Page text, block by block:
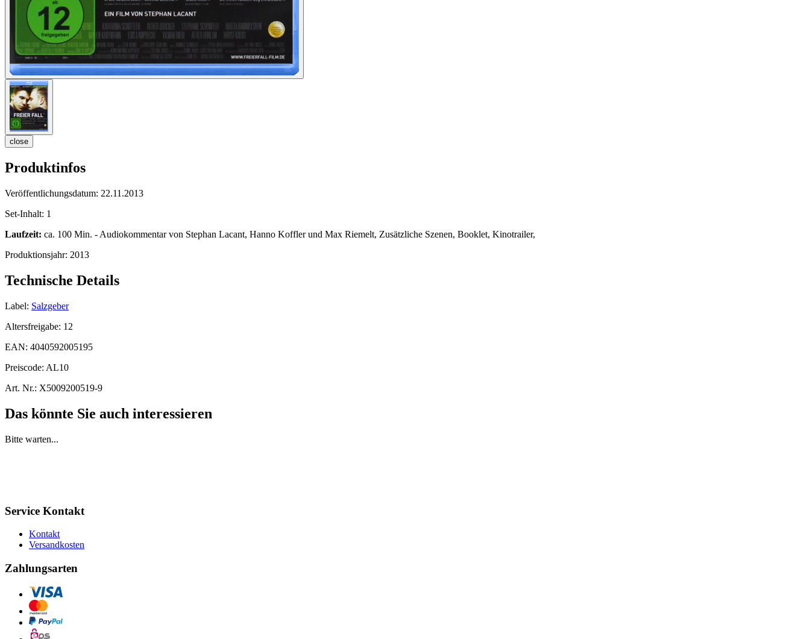
close
Produktinfos
Veröffentlichungsdatum: 22.11.2013
Set-Inhalt: 1
Laufzeit: ca. 100 Min. - Audiokommentar von Stephan Lacant, Hanno Koffler und Max Riemelt, Zusätzliche Szenen, Booklet, Kinotrailer,
Produktionsjahr: 2013
Technische Details
Label: Salzgeber
Altersfreigabe: 12
EAN: 4040592005195
Preiscode: AL10
Art. Nr.: X5009200519-9
Das könnte Sie auch interessieren
Bitte warten...
Service Kontakt
Kontakt
Versandkosten
Zahlungsarten